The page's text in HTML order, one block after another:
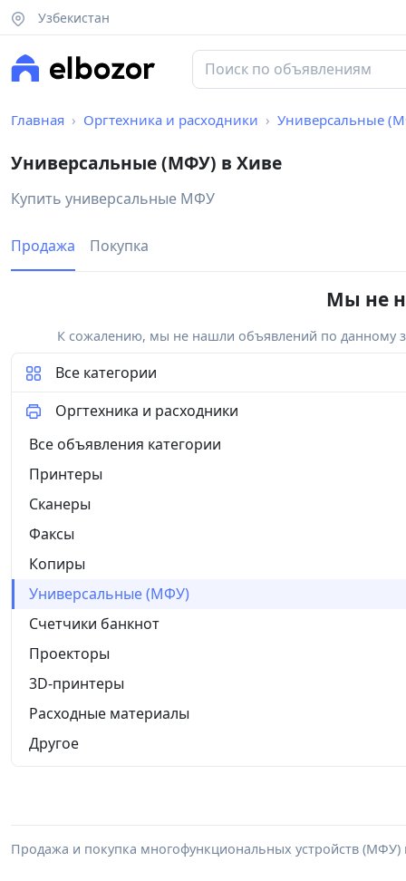
Узбекистан
Главная Оргтехника и расходники Универсальные
Универсальные (МФУ) в Хиве
Купить универсальные МФУ
Продажа Покупка
Мы не
К сожалению, мы не нашли объявлений по данному
Все категории
Оргтехника и расходники
Все объявления категории
Принтеры
Сканеры
Факсы
Копиры
Универсальные (МФУ)
Счетчики банкнот
Проекторы
3D-принтеры
Расходные материалы
Другое
Продажа и покупка многофункциональных устройств